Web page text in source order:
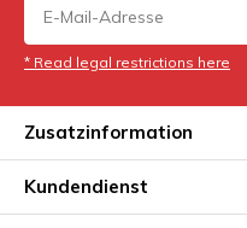
* Read legal restrictions here
Zusatzinformation
Kundendienst